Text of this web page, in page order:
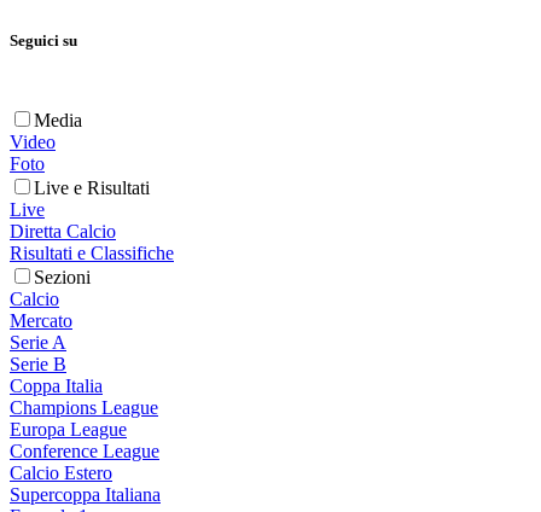
Seguici su
Media
Video
Foto
Live e Risultati
Live
Diretta Calcio
Risultati e Classifiche
Sezioni
Calcio
Mercato
Serie A
Serie B
Coppa Italia
Champions League
Europa League
Conference League
Calcio Estero
Supercoppa Italiana